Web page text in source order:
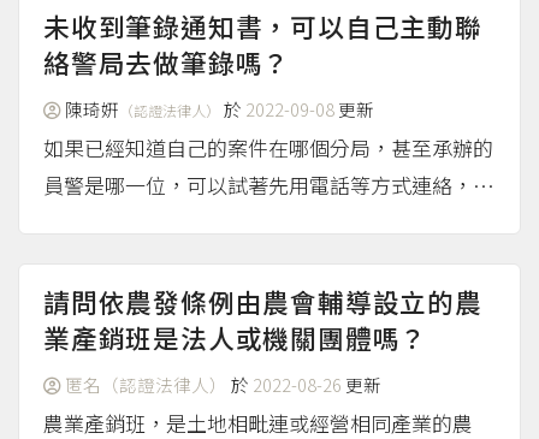
（見刑事訴訟法第430條）。如果法院作出了准許
開始再審的裁定，依照... （more...）
未收到筆錄通知書，可以自己主動聯
絡警局去做筆錄嗎？
陳琦姸 （認證法律人） 於 2022-09-08更新
如果已經知道自己的案件在哪個分局，甚至承辦的
員警是哪一位，可以試著先用電話等方式連絡，說
差，問問看承辦員警能否提前或延後做筆錄，以避
開這段期間。 但要求調整時間並不是被告的權
利，警察仍可依法製作通...（more...）
請問依農發條例由農會輔導設立的農
業產銷班是法人或機關團體嗎？
匿名（認證法律人） 於 2022-08-26 更新
農業產銷班，是土地相毗連或經營相同產業的農